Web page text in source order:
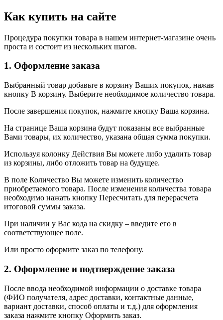
Как купить на сайте
Процедура покупки товара в нашем интернет-магазине очень
проста и состоит из нескольких шагов.
1. Оформление заказа
Выбранный товар добавьте в корзину Ваших покупок, нажав
кнопку В корзину. Выберите необходимое количество товара.
После завершения покупок, нажмите кнопку Ваша корзина.
На странице Ваша корзина будут показаны все выбранные
Вами товары, их количество, указана общая сумма покупки.
Используя колонку Действия Вы можете либо удалить товар
из корзины, либо отложить товар на будущее.
В поле Количество Вы можете изменить количество
приобретаемого товара. После изменения количества товара
необходимо нажать кнопку Пересчитать для перерасчета
итоговой суммы заказа.
При наличии у Вас кода на скидку – введите его в
соответствующее поле.
Или просто оформите заказ по телефону.
2. Оформление и подтверждение заказа
После ввода необходимой информации о доставке товара
(ФИО получателя, адрес доставки, контактные данные,
вариант доставки, способ оплаты и т.д.) для оформления
заказа нажмите кнопку Оформить заказ.